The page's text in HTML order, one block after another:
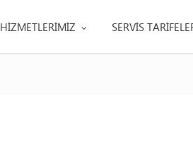
HİZMETLERİMİZ SERVİS